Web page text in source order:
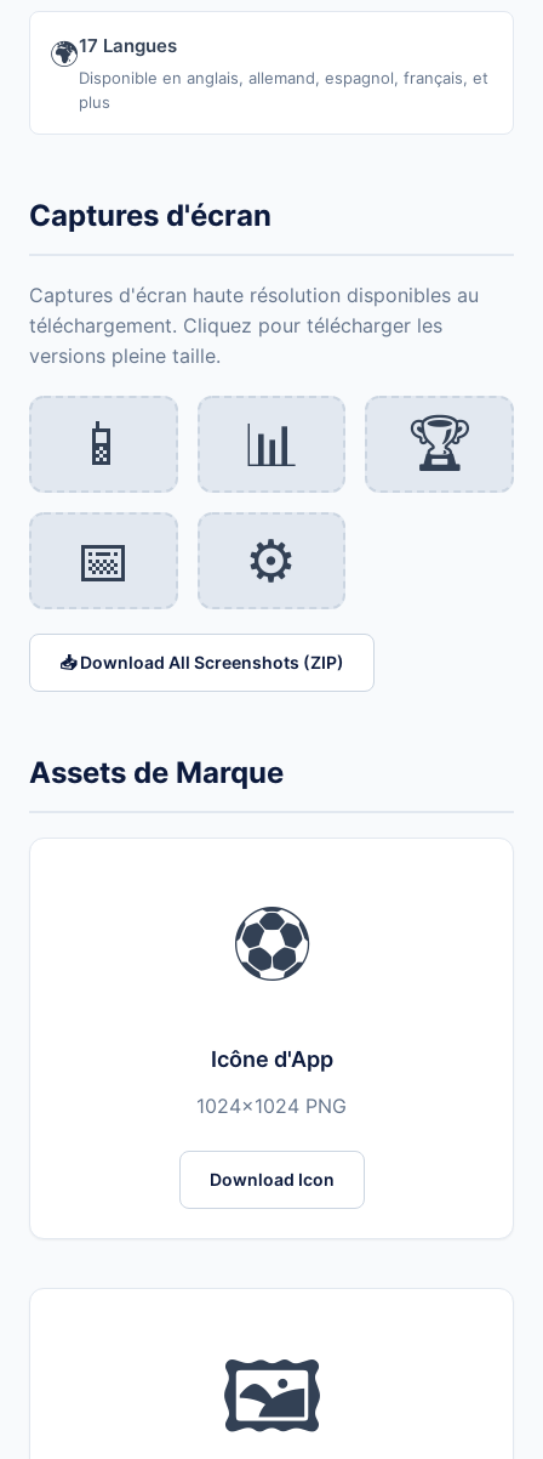
🌍17 Langues
Disponible en anglais, allemand, espagnol, français, et
plus
Captures d'écran
Captures d'écran haute résolution disponibles au
téléchargement. Cliquez pour télécharger les
versions pleine taille.
📱 📊
🏆
📅
⚙️
📥 Download All Screenshots (ZIP)
Assets de Marque
⚽
Icône d'App
1024x1024 PNG
Download Icon
🖼️